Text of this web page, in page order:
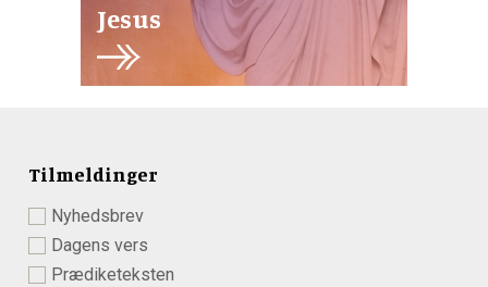
Jesus
Tilmeldinger
Nyhedsbrev
Dagens vers
Prædiketeksten